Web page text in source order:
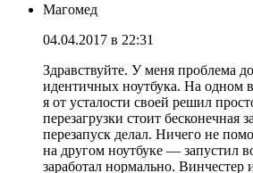
Магомед
04.04.2017 в 22:31
Здравствуйте. У меня проблема
идентичных ноутбука. На одном
я от усталости своей решил
перезагрузки стоит бесконечная
перезапуск делал. Ничего не
на другом ноутбуке — запустил
заработал нормально. Винчестер